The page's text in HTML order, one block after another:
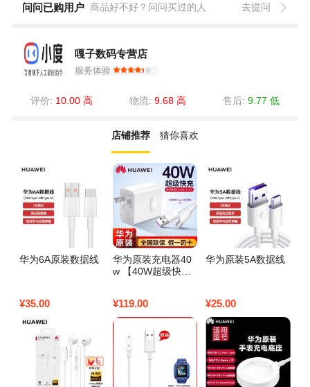
问问已购用户 商品好不好？问问买过的人 去提问
嘎子数码专营店
服务体验
评价: 10.00 高 物流: 9.68 高 售后:9.77 低
店铺推荐 猜你喜欢
华为6A原装数据线
¥35.00
华为原装充电器40
w 【40W超级快充
¥119.00
华为原装5A数据线
¥25.00